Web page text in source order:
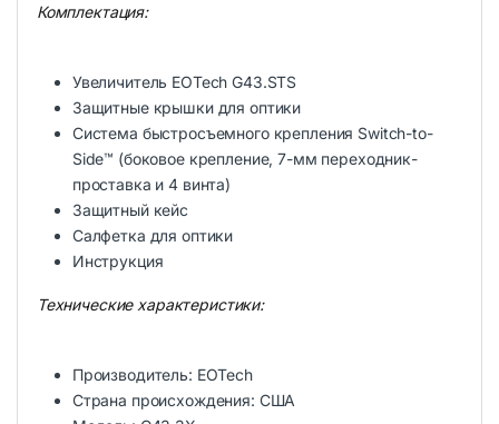
Комплектация:
Увеличитель EOTech G43.STS
Защитные крышки для оптики
Система быстросъемного крепления Switch-to-
Side™ (боковое крепление, 7-мм переходник-
проставка и 4 винта)
Защитный кейс
Салфетка для оптики
Инструкция
Технические характеристики:
Производитель: EOTech
Страна происхождения: США